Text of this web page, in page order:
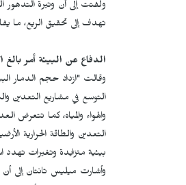
ولفتت إلى أن وتيرة
تهدف إلى تحقيق الريع، ما
الدفاع عن البيئة أمر بالغ
وقالت "ازداد حجم الدمار
التوسع في مشاريع التعدين
والهواء والمياه، كما تتعرض
التعدين والطاقة الحرارية
بيئية متزايدة وتغيرات تهدد
وأشارت ميليس تانتان إلى